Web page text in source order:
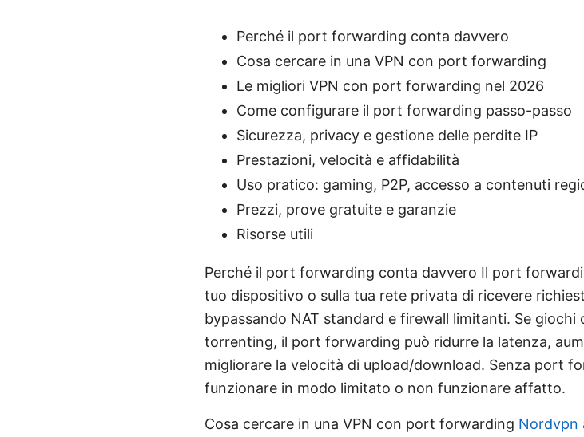
Perché il port forwarding conta davvero
Cosa cercare in una VPN con port forwarding
Le migliori VPN con port forwarding nel 2026
Come configurare il port forwarding passo-passo
Sicurezza, privacy e gestione delle perdite IP
Prestazioni, velocità e affidabilità
Uso pratico: gaming, P2P, accesso a contenuti
Prezzi, prove gratuite e garanzie
Risorse utili
Perché il port forwarding conta davvero Il port
tuo dispositivo o sulla tua rete privata di ricevere
bypassando NAT standard e firewall limitanti. Se
torrenting, il port forwarding può ridurre la latenza,
migliorare la velocità di upload/download. Senza port
funzionare in modo limitato o non funzionare affatto.
Cosa cercare in una VPN con port forwarding Nordvpn